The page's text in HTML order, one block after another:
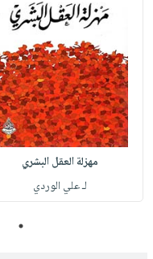
مهزلة العقل البشري
لـ علي الوردي
1